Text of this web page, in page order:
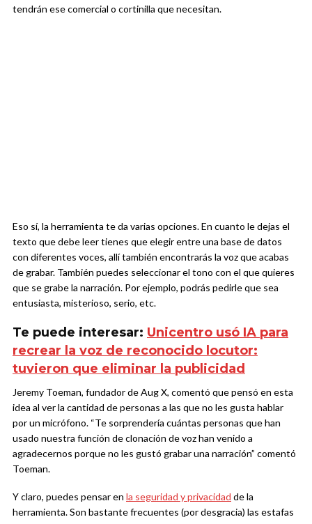
tendrán ese comercial o cortinilla que necesitan.
Eso sí, la herramienta te da varias opciones. En cuanto le dejas el
texto que debe leer tienes que elegir entre una base de datos
con diferentes voces, allí también encontrarás la voz que acabas
de grabar. También puedes seleccionar el tono con el que quieres
que se grabe la narración. Por ejemplo, podrás pedirle que sea
entusiasta, misterioso, serio, etc.
Te puede interesar: Unicentro usó IA para
recrear la voz de reconocido locutor:
tuvieron que eliminar la publicidad
Jeremy Toeman, fundador de Aug X, comentó que pensó en esta
idea al ver la cantidad de personas a las que no les gusta hablar
por un micrófono. “Te sorprendería cuántas personas que han
usado nuestra función de clonación de voz han venido a
agradecernos porque no les gustó grabar una narración” comentó
Toeman.
Y claro, puedes pensar en la seguridad y privacidad de la
herramienta. Son bastante frecuentes (por desgracia) las estafas